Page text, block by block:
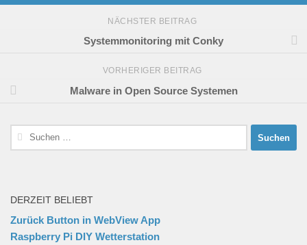
NÄCHSTER BEITRAG
Systemmonitoring mit Conky
VORHERIGER BEITRAG
Malware in Open Source Systemen
Suchen
nach:
DERZEIT BELIEBT
Zurück Button in WebView App
Raspberry Pi DIY Wetterstation